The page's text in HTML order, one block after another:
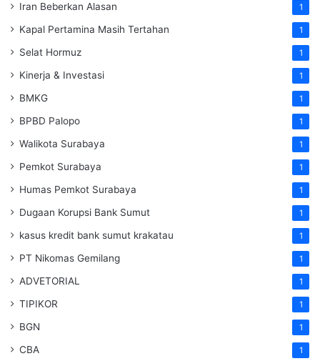
Iran Beberkan Alasan 1
Kapal Pertamina Masih Tertahan 1
Selat Hormuz 1
Kinerja & Investasi 1
BMKG 1
BPBD Palopo 1
Walikota Surabaya 1
Pemkot Surabaya 1
Humas Pemkot Surabaya 1
Dugaan Korupsi Bank Sumut 1
kasus kredit bank sumut krakatau 1
PT Nikomas Gemilang 1
ADVETORIAL 1
TIPIKOR 1
BGN 1
CBA 1